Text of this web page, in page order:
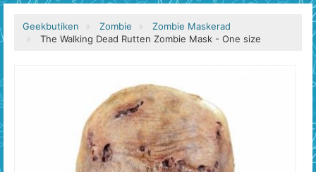
Geekbutiken Zombie
Zombie Maskerad
The Walking Dead Rutten Zombie Mask - One size